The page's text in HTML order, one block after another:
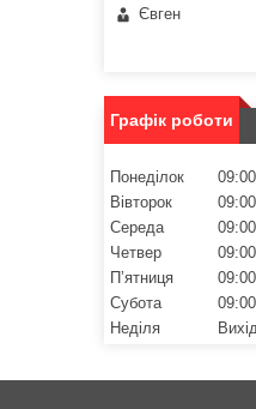
Євген
Графік роботи
Понеділок 09:00
Вівторок
09:00
Середа
09:00
Четвер
09:00
Пʼятниця
09:00
Субота
09:00
Неділя